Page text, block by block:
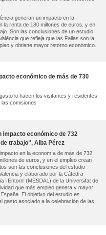
generan un impacto en la
la renta de 180 millones de euros, y en
Son las conclusiones de un estudio
que refleja que las Fallas son la
y obtiene mayor retorno económico.
económico de más de 730
lo hacen los visitantes y residentes,
comisiones
impacto económico de 732
trabajo", Alba Pérez
en la economía de más de 732
de euros, y en el empleo crean
son las conclusiones del estudio
y elaborado por la Cátedra
i Entorn' (MESDAL) de la Universitat de
que más empleo genera y mayor
El objetivo del estudio es
gasto asociado a la celebración de las